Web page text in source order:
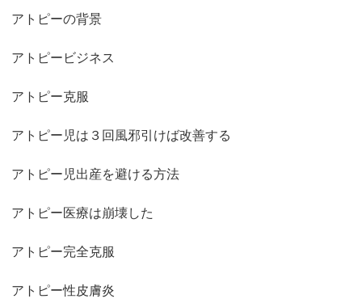
アトピーの背景
アトピービジネス
アトピー克服
アトピー児は３回風邪引けば改善する
アトピー児出産を避ける方法
アトピー医療は崩壊した
アトピー完全克服
アトピー性皮膚炎